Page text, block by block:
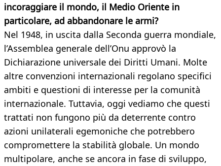
incoraggiare il mondo, il Medio Oriente in
particolare, ad abbandonare le armi?
Nel 1948, in uscita dalla Seconda guerra mondiale,
l’Assemblea generale dell’Onu approvò la
Dichiarazione universale dei Diritti Umani. Molte
altre convenzioni internazionali regolano specifici
ambiti e questioni di interesse per la comunità
internazionale. Tuttavia, oggi vediamo che questi
trattati non fungono più da deterrente contro
azioni unilaterali egemoniche che potrebbero
compromettere la stabilità globale. Un mondo
multipolare, anche se ancora in fase di sviluppo,